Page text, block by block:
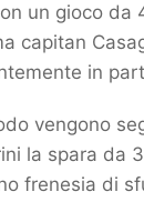
un gioco da
capitan
in
vengono
la spara da
frenesia di